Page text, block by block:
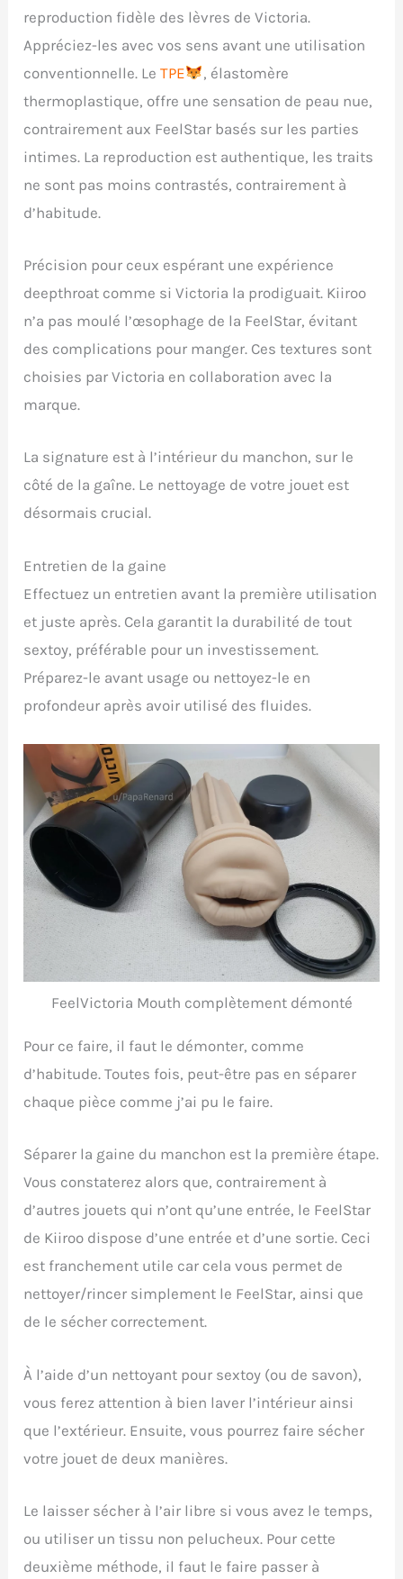
reproduction fidèle des lèvres de Victoria.
Appréciez-les avec vos sens avant une utilisation
conventionnelle. LeTPE
, élastomère
thermoplastique, offre une sensation de peau nue,
contrairement aux FeelStar basés sur les parties
intimes. La reproduction est authentique, les traits
ne sont pas moins contrastés, contrairement à
d’habitude.
Précision pour ceux espérant une expérience
deepthroat comme si Victoria la prodiguait. Kiiroo
n’a pas moulé l’œsophage de la FeelStar, évitant
des complications pour manger. Ces textures sont
choisies par Victoria en collaboration avec la
marque.
La signature est à l’intérieur du manchon, sur le
côté de la gaîne. Le nettoyage de votre jouet est
désormais crucial.
Entretien de la gaine
Effectuez un entretien avant la première utilisation
et juste après. Cela garantit la durabilité de tout
sextoy, préférable pour un investissement.
Préparez-le avant usage ou nettoyez-le en
profondeur après avoir utilisé des fluides.
FeelVictoria Mouth complètement démonté
Pour ce faire, il faut le démonter, comme
d’habitude. Toutes fois, peut-être pas en séparer
chaque pièce comme j’ai pu le faire.
Séparer la gaine du manchon est la première étape.
Vous constaterez alors que, contrairement à
d’autres jouets qui n’ont qu’une entrée, le FeelStar
de Kiiroo dispose d’une entrée et d’une sortie. Ceci
est franchement utile car cela vous permet de
nettoyer/rincer simplement le FeelStar, ainsi que
de le sécher correctement.
À l’aide d’un nettoyant pour sextoy (ou de savon),
vous ferez attention à bien laver l’intérieur ainsi
que l’extérieur. Ensuite, vous pourrez faire sécher
votre jouet de deux manières.
Le laisser sécher à l’air libre si vous avez le temps,
ou utiliser un tissu non pelucheux. Pour cette
deuxième méthode, il faut le faire passer à